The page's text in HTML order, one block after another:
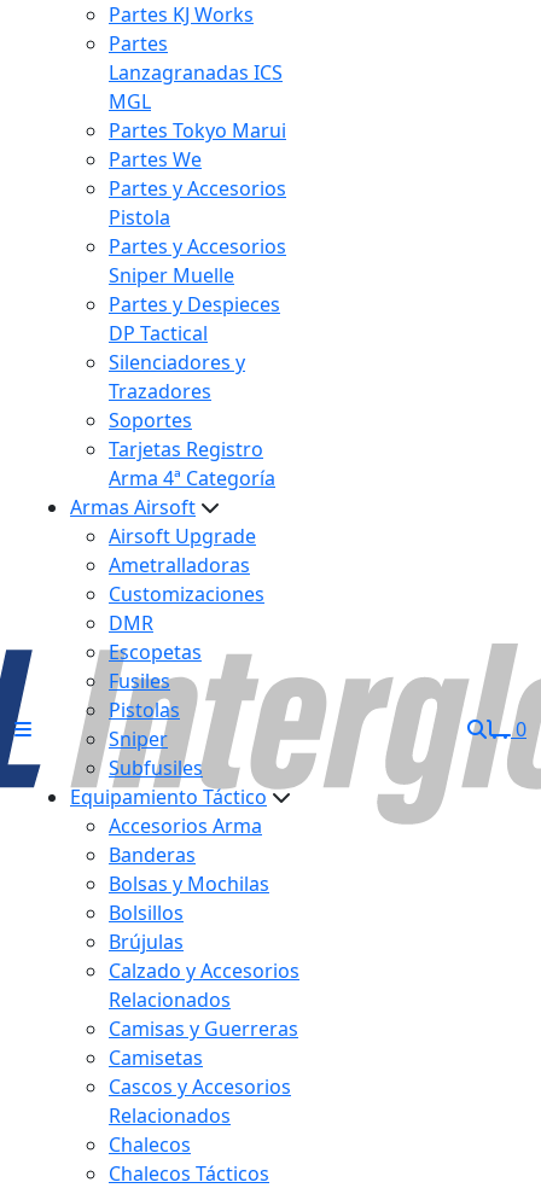
Partes KJ Works
Partes
Lanzagranadas ICS
MGL
Partes Tokyo Marui
Partes We
Partes y Accesorios
Pistola
Partes y Accesorios
Sniper Muelle
Partes y Despieces
DP Tactical
Silenciadores y
Trazadores
Soportes
Tarjetas Registro
Arma 4ª Categoría
Armas Airsoft
Airsoft Upgrade
Ametralladoras
Customizaciones
DMR
Escopetas
Fusiles
Pistolas
Sniper
Subfusiles
Equipamiento Táctico
Accesorios Arma
Banderas
Bolsas y Mochilas
Bolsillos
Brújulas
Calzado y Accesorios
Relacionados
Camisas y Guerreras
Camisetas
Cascos y Accesorios
Relacionados
Chalecos
Chalecos Tácticos
0